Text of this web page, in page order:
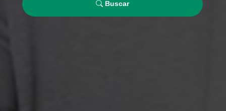
Buscar